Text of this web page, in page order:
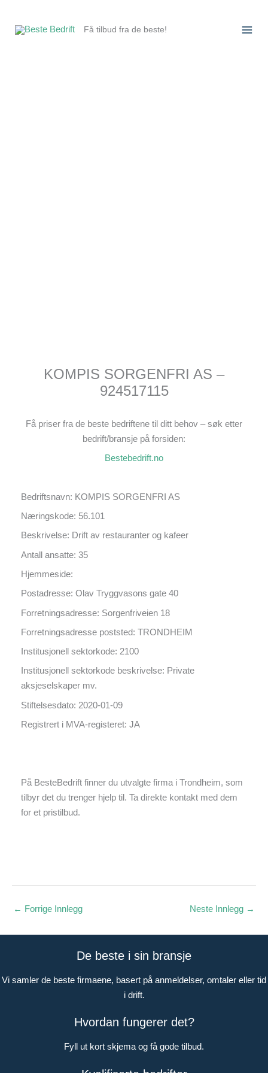
Få tilbud fra de beste!
KOMPIS SORGENFRI AS –
924517115
Få priser fra de beste bedriftene til ditt behov – søk etter
bedrift/bransje på forsiden:
Bestebedrift.no
Bedriftsnavn: KOMPIS SORGENFRI AS
Næringskode: 56.101
Beskrivelse: Drift av restauranter og kafeer
Antall ansatte: 35
Hjemmeside:
Postadresse: Olav Tryggvasons gate 40
Forretningsadresse: Sorgenfriveien 18
Forretningsadresse poststed: TRONDHEIM
Institusjonell sektorkode: 2100
Institusjonell sektorkode beskrivelse: Private
aksjeselskaper mv.
Stiftelsesdato: 2020-01-09
Registrert i MVA-registeret: JA
På BesteBedrift finner du utvalgte firma i Trondheim, som
tilbyr det du trenger hjelp til. Ta direkte kontakt med dem
for et pristilbud.
← Forrige Innlegg Neste Innlegg →
De beste i sin bransje
Vi samler de beste firmaene, basert på anmeldelser, omtaler eller tid
i drift.
Hvordan fungerer det?
Fyll ut kort skjema og få gode tilbud.